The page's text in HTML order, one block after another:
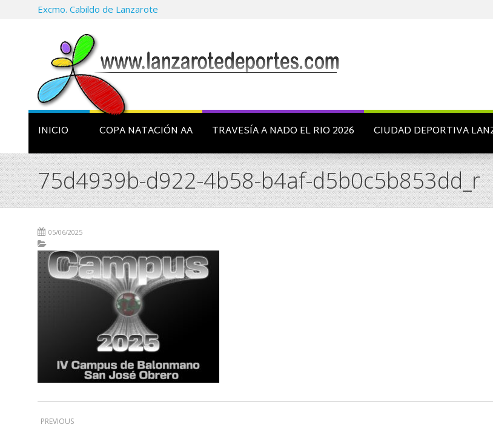
Excmo. Cabildo de Lanzarote
INICIO COPA NATACIÓN AA TRAVESÍA A NADO EL RIO 2026 CIUDAD DEPORTIVA
75d4939b-d922-4b58-b4af-d5b0c5b853dd_r
05/06/2025
PREVIOUS